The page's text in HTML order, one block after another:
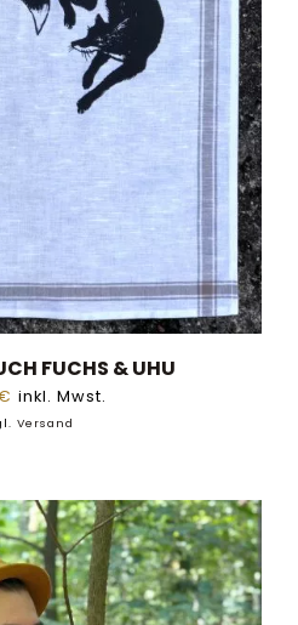
FUCHS & UHU
inkl. Mwst.
Versand